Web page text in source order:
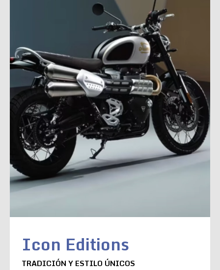
Icon Editions
TRADICIÓN Y ESTILO ÚNICOS